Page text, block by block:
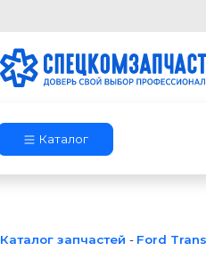
Каталог
Каталог запчастей - Ford